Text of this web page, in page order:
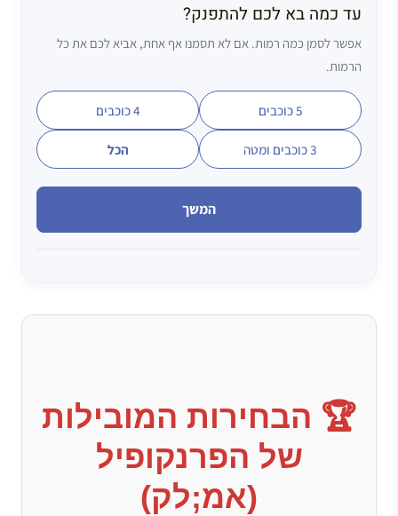
עד כמה בא לכם להתפנק?
אפשר לסמן כמה רמות. אם לא תסמנו אף אחת, אביא לכם את כל
הרמות.
5 כוכבים 4 כוכבים
3 כוכבים ומטה הכל
המשך
🏆 הבחירות המובילות
של הפרנקופיל
(אמ;לק)